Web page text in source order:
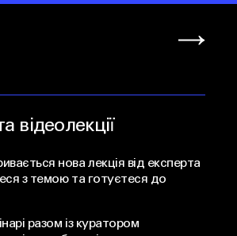
відеолекції
нова лекція від експерта
з темою та готуєтеся до
разом із куратором